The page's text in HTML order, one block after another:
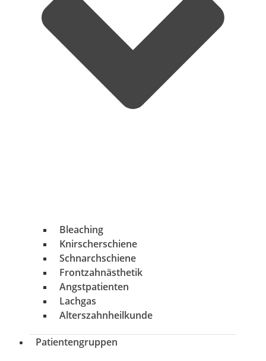
Bleaching
Knirscherschiene
Schnarchschiene
Frontzahnästhetik
Angstpatienten
Lachgas
Alterszahnheilkunde
Patientengruppen